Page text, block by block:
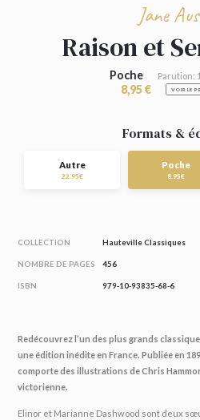
Jane
Raison et
Poche Parution:
8,95 € VOIR LE
Formats &
Autre
22.95€
Poche
8.95€
COLLECTION Hauteville Classiques
NOMBRE DE PAGES 456
ISBN 979-10-93835-68-6
Redécouvrez l’un des plus grands
une édition inédite en France. Publiée en
comporte des illustrations de Chris
victorienne.
Elinor et Marianne Dashwood sont deux